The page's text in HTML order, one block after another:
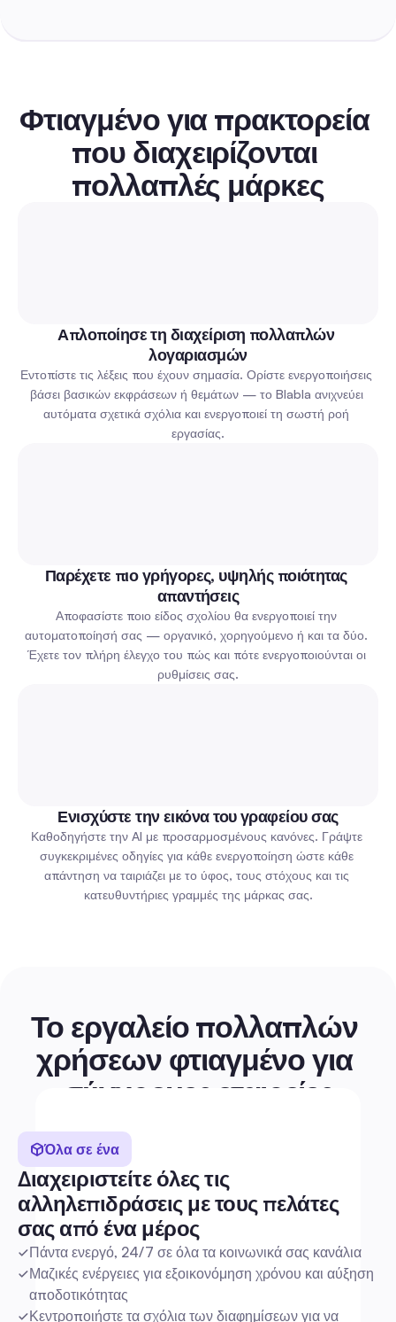
Φτιαγμένο για πρακτορεία
που διαχειρίζονται
πολλαπλές μάρκες
Απλοποίησε τη διαχείριση πολλαπλών
λογαριασμών
Εντοπίστε τις λέξεις που έχουν σημασία. Ορίστε ενεργοποιήσεις
βάσει βασικών εκφράσεων ή θεμάτων — το Blabla ανιχνεύει
αυτόματα σχετικά σχόλια και ενεργοποιεί τη σωστή ροή
εργασίας.
Παρέχετε πιο γρήγορες, υψηλής ποιότητας
απαντήσεις
Αποφασίστε ποιο είδος σχολίου θα ενεργοποιεί την
αυτοματοποίησή σας — οργανικό, χορηγούμενο ή και τα δύο.
Έχετε τον πλήρη έλεγχο του πώς και πότε ενεργοποιούνται οι
ρυθμίσεις σας.
Ενισχύστε την εικόνα του γραφείου σας
Καθοδηγήστε την AI με προσαρμοσμένους κανόνες. Γράψτε
συγκεκριμένες οδηγίες για κάθε ενεργοποίηση ώστε κάθε
απάντηση να ταιριάζει με το ύφος, τους στόχους και τις
κατευθυντήριες γραμμές της μάρκας σας.
Το εργαλείο πολλαπλών
χρήσεων φτιαγμένο για
σύγχρονες εταιρείες
Μείνετε σε έλεγχο οπουδήποτε, οποτεδήποτε
Ξεκινήστε σε δευτερόλεπτα
Εύκολο στη χρήση
Όλα σε ένα
Διαχειριστείτε όλες τις
αλληλεπιδράσεις με τους πελάτες
σας από ένα μέρος
Πάντα ενεργό, 24/7 σε όλα τα κοινωνικά σας κανάλια
Μαζικές ενέργειες για εξοικονόμηση χρόνου και αύξηση
αποδοτικότητας
Κεντροποιήστε τα σχόλια των διαφημίσεων για να